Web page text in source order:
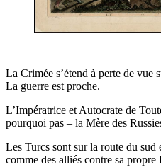
La Crimée s’étend à perte de
La guerre est proche.
L’Impératrice et Autocrate de
pourquoi pas – la Mère des
Les Turcs sont sur la route du
comme des alliés contre sa